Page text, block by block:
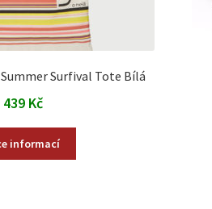
Surfival Tote Bílá
439 Kč
informací